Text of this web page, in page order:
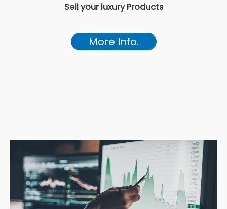
Sell your luxury Products
More Info.